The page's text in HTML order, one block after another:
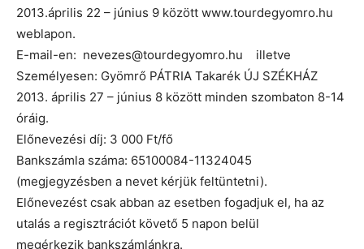
2013.április 22 – június 9 között www.tourdegyomro.hu
weblapon.
E-mail-en: nevezes@tourdegyomro.hu illetve
Személyesen: Gyömrő PÁTRIA Takarék ÚJ SZÉKHÁZ
2013. április 27 – június 8 között minden szombaton 8-14
óráig.
Előnevezési díj: 3 000 Ft/fő
Bankszámla száma: 65100084-11324045
(megjegyzésben a nevet kérjük feltüntetni).
Előnevezést csak abban az esetben fogadjuk el, ha az
utalás a regisztrációt követő 5 napon belül
megérkezik bankszámlánkra.